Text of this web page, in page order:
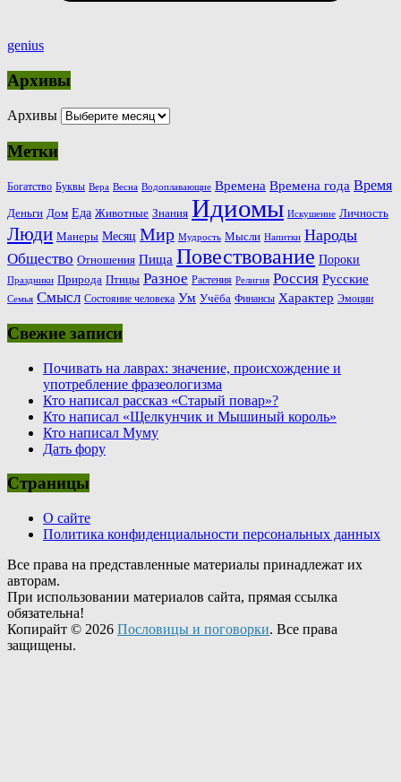
genius
Архивы
Архивы
Метки
Богатство Буквы Вера Весна Водоплавающие Времена Времена года Время
Деньги Дом Еда Животные Знания Идиомы Искушение Личность
Люди Манеры Месяц Мир Мудрость Мысли Напитки Народы
Общество Отношения Пища Повествование Пороки
Праздники Природа Птицы Разное Растения Религия Россия Русские
Семья Смысл Состояние человека Ум Учёба Финансы Характер Эмоции
Свежие записи
Почивать на лаврах: значение, происхождение и
употребление фразеологизма
Кто написал рассказ «Старый повар»?
Кто написал «Щелкунчик и Мышиный король»
Кто написал Муму
Дать фору
Страницы
О сайте
Политика конфиденциальности персональных данных
Все права на представленные материалы принадлежат их
авторам.
При использовании материалов сайта, прямая ссылка
обязательна!
Копирайт © 2026 Пословицы и поговорки. Все права
защищены.